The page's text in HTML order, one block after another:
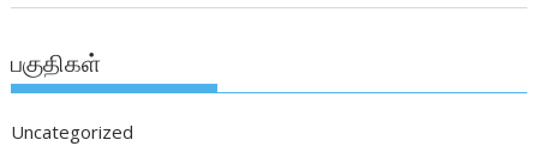
பகுதிகள்
Uncategorized